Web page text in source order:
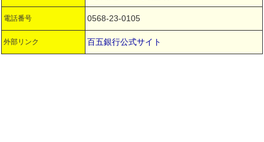
電話番号 0568-23-0105
外部リンク 百五銀行公式サイト